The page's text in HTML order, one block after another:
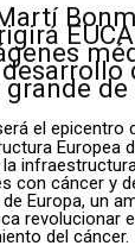
de
el epicentro
Europea
la
con cáncer y
Europa, un
revolucionar
del cáncer.